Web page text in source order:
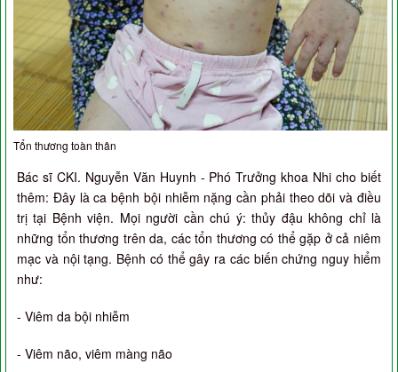
Tổn thương toàn thân
Bác sĩ CKI. Nguyễn Văn Huynh - Phó Trưởng khoa Nhi cho biết
thêm: Đây là ca bệnh bội nhiễm nặng cần phải theo dõi và điều
trị tại Bệnh viện. Mọi người cần chú ý: thủy đậu không chỉ là
những tổn thương trên da, các tổn thương có thể gặp ở cả niêm
mạc và nội tạng. Bệnh có thể gây ra các biến chứng nguy hiểm
như:
- Viêm da bội nhiễm
- Viêm não, viêm màng não